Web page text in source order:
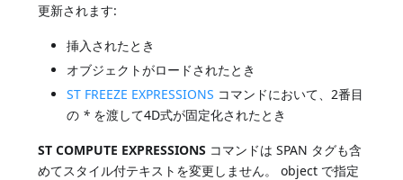
更新されます:
挿入されたとき
オブジェクトがロードされたとき
ST FREEZE EXPRESSIONS コマンドにおいて、2番目
の * を渡して4D式が固定化されたとき
ST COMPUTE EXPRESSIONS コマンドは SPAN タグも含
めてスタイル付テキストを変更しません。 object で指定